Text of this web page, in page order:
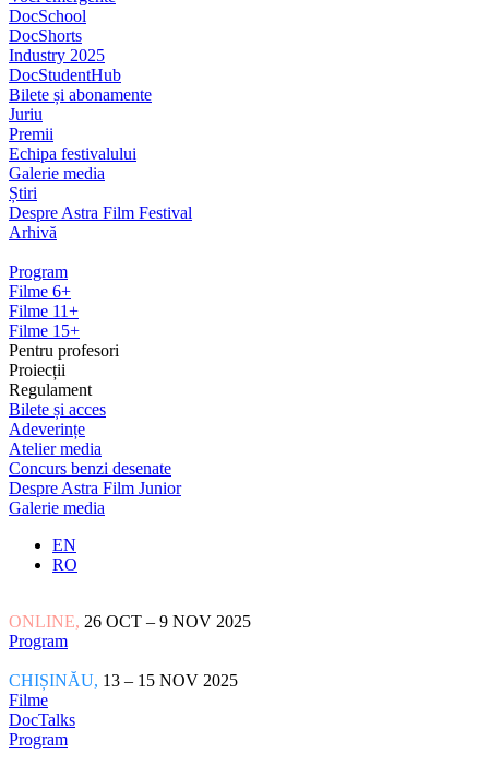
DocSchool
DocShorts
Industry 2025
DocStudentHub
Bilete și abonamente
Juriu
Premii
Echipa festivalului
Galerie media
Știri
Despre Astra Film Festival
Arhivă
Program
Filme 6+
Filme 11+
Filme 15+
Pentru profesori
Proiecții
Regulament
Bilete și acces
Adeverințe
Atelier media
Concurs benzi desenate
Despre Astra Film Junior
Galerie media
EN
RO
ONLINE, 26 OCT – 9 NOV 2025
Program
CHIȘINĂU, 13 – 15 NOV 2025
Filme
DocTalks
Program